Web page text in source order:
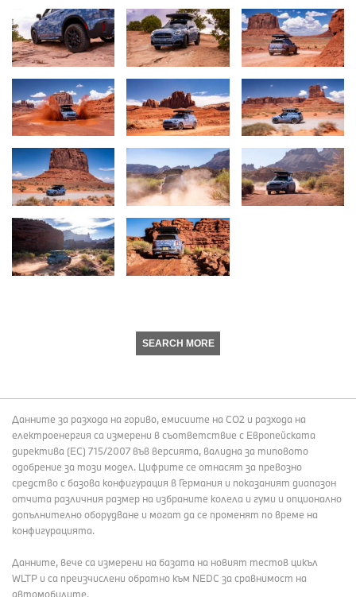
SEARCH MORE
Данните за разхода на гориво, емисиите на СО2 и разхода на
електроенергия са измерени в съответствие с Европейската
директива (EC) 715/2007 във версията, валидна за типовото
одобрение за този модел. Цифрите се отнасят за превозно
средство с базова конфигурация в Германия и показаният диапазон
отчита различния размер на избраните колела и гуми и опционално
допълнително оборудване и могат да се променят по време на
конфигурацията.
Данните, вече са измерени на базата на новият тестов цикъл
WLTP и са преизчислени обратно към NEDC за сравнимост на
автомобилите.